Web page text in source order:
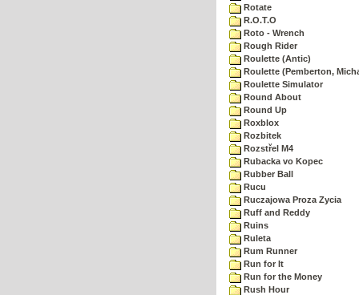
Rotate
R.O.T.O
Roto - Wrench
Rough Rider
Roulette (Antic)
Roulette (Pemberton,
Roulette Simulator
Round About
Round Up
Roxblox
Rozbitek
Rozstřel M4
Rubacka vo Kopec
Rubber Ball
Rucu
Ruczajowa Proza Zycia
Ruff and Reddy
Ruins
Ruleta
Rum Runner
Run for It
Run for the Money
Rush Hour